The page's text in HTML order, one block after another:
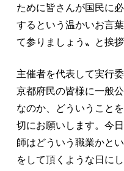
ために皆さんが国民に
するという温かいお言
て参りましょう〟と挨拶
主催者を代表して実行委
京都府民の皆様に一般
なのか、どういうこと
切にお願いします。今
師はどういう職業かと
をして頂くような日に